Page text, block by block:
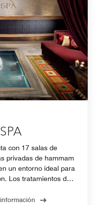
con 17 salas de
privadas de hammam
un entorno ideal para
Los tratamientos de
faciales pueden